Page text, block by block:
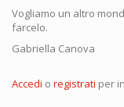
Vogliamo un altro
farcelo.
Gabriella Canova
Accedi o registrati per